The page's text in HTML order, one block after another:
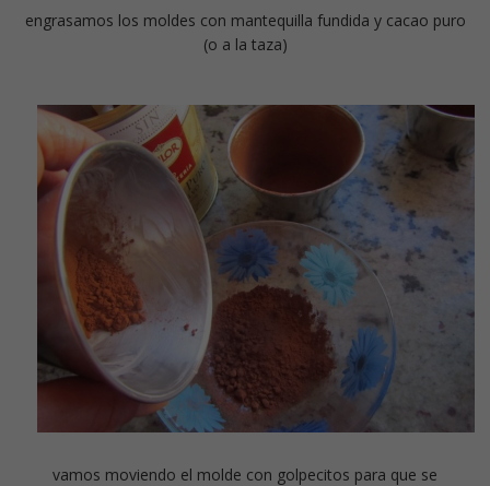
engrasamos los moldes con mantequilla fundida y cacao puro
(o a la taza)
vamos moviendo el molde con golpecitos para que se